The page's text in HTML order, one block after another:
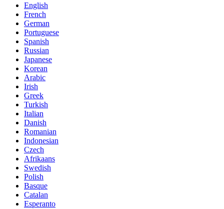
English
French
German
Portuguese
Spanish
Russian
Japanese
Korean
Arabic
Irish
Greek
Turkish
Italian
Danish
Romanian
Indonesian
Czech
Afrikaans
Swedish
Polish
Basque
Catalan
Esperanto